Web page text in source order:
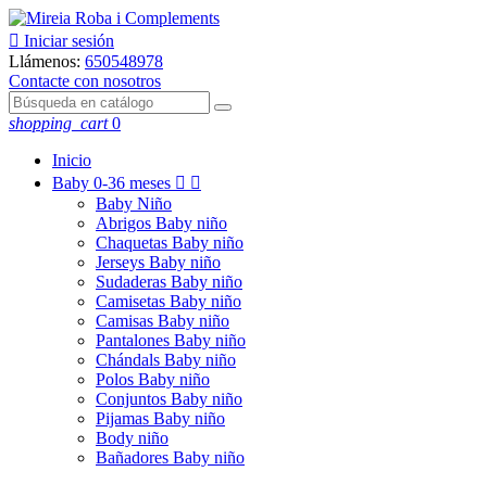
 Iniciar sesión
Llámenos: 650548978
Contacte con nosotros
shopping_cart 0
Inicio
Baby 0-36 meses  
Baby Niño
Abrigos Baby niño
Chaquetas Baby niño
Jerseys Baby niño
Sudaderas Baby niño
Camisetas Baby niño
Camisas Baby niño
Pantalones Baby niño
Chándals Baby niño
Polos Baby niño
Conjuntos Baby niño
Pijamas Baby niño
Body niño
Bañadores Baby niño